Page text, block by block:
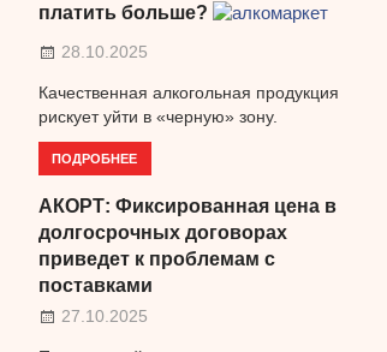
платить больше?
28.10.2025
Качественная алкогольная продукция
рискует уйти в «черную» зону.
ПОДРОБНЕЕ
АКОРТ: Фиксированная цена в
долгосрочных договорах
приведет к проблемам с
поставками
27.10.2025